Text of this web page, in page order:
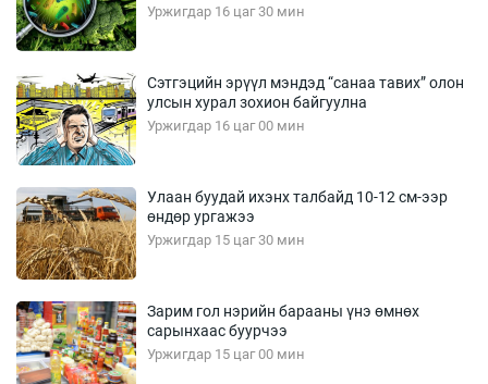
Уржигдар 16 цаг 30 мин
Сэтгэцийн эрүүл мэндэд “санаа тавих” олон
улсын хурал зохион байгуулна
Уржигдар 16 цаг 00 мин
Улаан буудай ихэнх талбайд 10-12 см-ээр
өндөр ургажээ
Уржигдар 15 цаг 30 мин
Зарим гол нэрийн барааны үнэ өмнөх
сарынхаас буурчээ
Уржигдар 15 цаг 00 мин